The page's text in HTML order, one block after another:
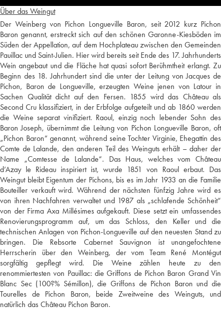
Über das Weingut
Der Weinberg von Pichon Longueville Baron, seit 2012 kurz Pichon
Baron genannt, erstreckt sich auf den schönen Garonne-Kiesböden im
Süden der Appellation, auf dem Hochplateau zwischen den Gemeinden
Pauillac und Saint-Julien. Hier wird bereits seit Ende des 17. Jahrhunderts
Wein angebaut und die Fläche hat quasi sofort Berühmtheit erlangt. Zu
Beginn des 18. Jahrhundert sind die unter der Leitung von Jacques de
Pichon, Baron de Longueville, erzeugten Weine jenen von Latour in
Sachen Qualität dicht auf den Fersen. 1855 wird das Château als
Second Cru klassifiziert, in der Erbfolge aufgeteilt und ab 1860 werden
die Weine separat vinifiziert. Raoul, einzig noch lebender Sohn des
Baron Joseph, übernimmt die Leitung von Pichon Longueville Baron, oft
„Pichon Baron“ genannt, während seine Tochter Virginie, Ehegattin des
Comte de Lalande, den anderen Teil des Weinguts erhält – daher der
Name „Comtesse de Lalande“. Das Haus, welches vom Château
d‘Azay le Rideau inspiriert ist, wurde 1851 von Raoul erbaut. Das
Weingut bleibt Eigentum der Pichons, bis es im Jahr 1933 an die Familie
Bouteiller verkauft wird. Während der nächsten fünfzig Jahre wird es
von ihren Nachfahren verwaltet und 1987 als „schlafende Schönheit“
von der Firma Axa Millésimes aufgekauft. Diese setzt ein umfassendes
Renovierungsprogramm auf, um das Schloss, den Keller und die
technischen Anlagen von Pichon-Longueville auf den neuesten Stand zu
bringen. Die Rebsorte Cabernet Sauvignon ist unangefochtene
Herrscherin über den Weinberg, der vom Team René Montégut
sorgfältig gepflegt wird. Die Weine zählen heute zu den
renommiertesten von Pauillac: die Griffons de Pichon Baron Grand Vin
Blanc Sec (100?% Sémillon), die Griffons de Pichon Baron und die
Tourelles de Pichon Baron, beide Zweitweine des Weinguts, und
natürlich das Château Pichon Baron.